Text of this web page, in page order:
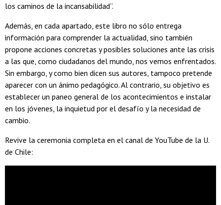
los caminos de la incansabilidad”.
Además, en cada apartado, este libro no sólo entrega
información para comprender la actualidad, sino también
propone acciones concretas y posibles soluciones ante las crisis
a las que, como ciudadanos del mundo, nos vemos enfrentados.
Sin embargo, y como bien dicen sus autores, tampoco pretende
aparecer con un ánimo pedagógico. Al contrario, su objetivo es
establecer un paneo general de los acontecimientos e instalar
en los jóvenes, la inquietud por el desafío y la necesidad de
cambio.
Revive la ceremonia completa en el canal de YouTube de la U.
de Chile: